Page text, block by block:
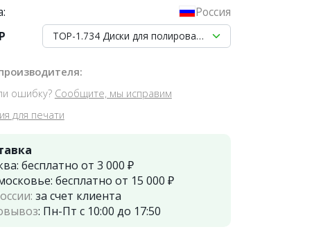
Россия
ТОР-1.734 Диски для полирования d12мм (40 шт.)
ошибку? Сообщите, мы исправим
для печати
бесплатно от 3 000 ₽
бесплатно от 15 000 ₽
за счет клиента
: Пн-Пт с 10:00 до 17:50